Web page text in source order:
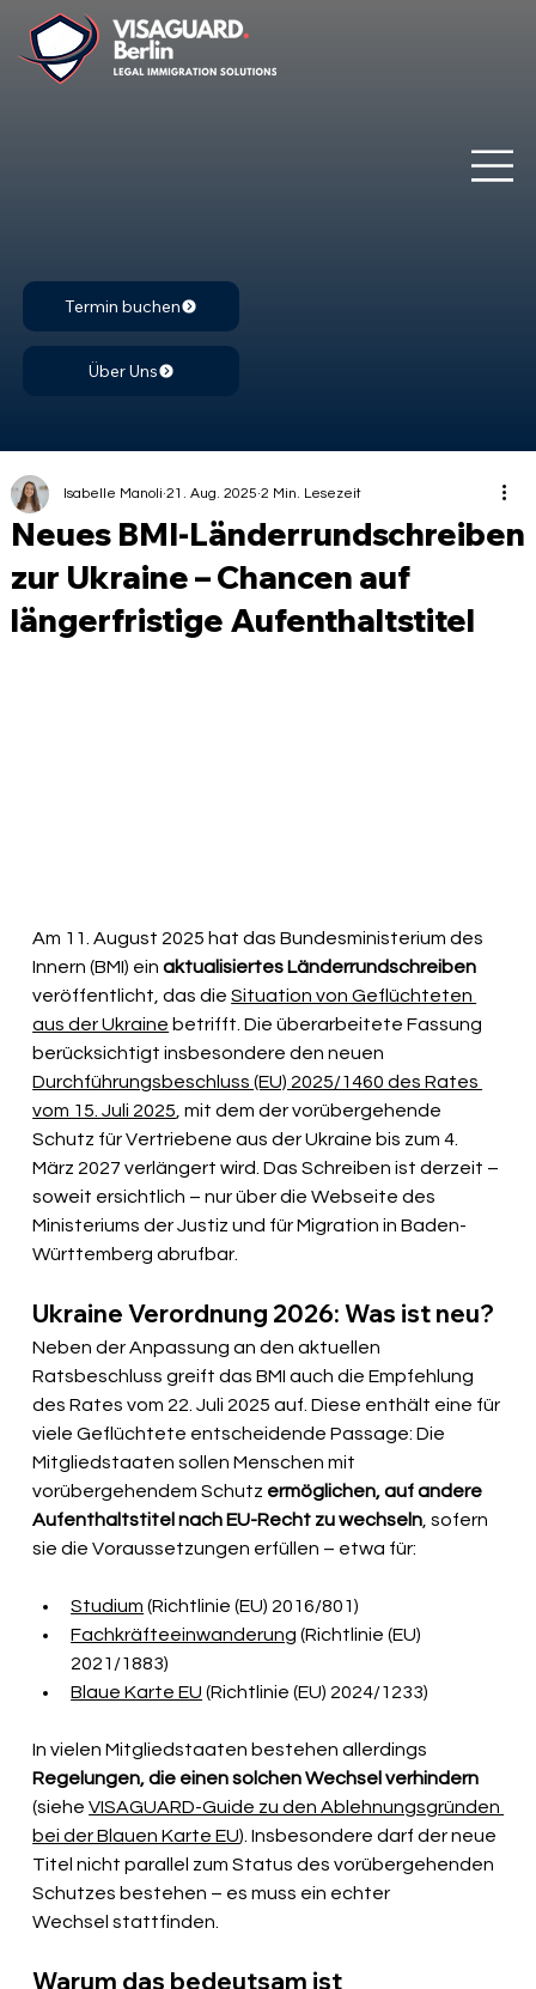
Termin buchen
Über Uns
Neues BMI-Länderrundschreiben
zur Ukraine – Chancen auf
längerfristige Aufenthaltstitel
Isabelle Manoli 21. Aug. 2025 2 Min. Lesezeit
Am 11. August 2025 hat das Bundesministerium des
Innern (BMI) ein aktualisiertes Länderrundschreiben
veröffentlicht, das die Situation von Geflüchteten
aus der Ukraine betrifft. Die überarbeitete Fassung
berücksichtigt insbesondere den neuen
Durchführungsbeschluss (EU) 2025/1460 des Rates
vom 15. Juli 2025, mit dem der vorübergehende
Schutz für Vertriebene aus der Ukraine bis zum 4.
März 2027 verlängert wird. Das Schreiben ist derzeit –
soweit ersichtlich – nur über die Webseite des
Ministeriums der Justiz und für Migration in Baden-
Württemberg abrufbar.
Ukraine Verordnung 2026: Was ist neu?
Neben der Anpassung an den aktuellen
Ratsbeschluss greift das BMI auch die Empfehlung
des Rates vom 22. Juli 2025 auf. Diese enthält eine für
viele Geflüchtete entscheidende Passage: Die
Mitgliedstaaten sollen Menschen mit
vorübergehendem Schutz ermöglichen, auf andere
Aufenthaltstitel nach EU-Recht zu wechseln, sofern
sie die Voraussetzungen erfüllen – etwa für:
Studium (Richtlinie (EU) 2016/801)
Fachkräfteeinwanderung (Richtlinie (EU)
2021/1883)
Blaue Karte EU (Richtlinie (EU) 2024/1233)
In vielen Mitgliedstaaten bestehen allerdings
Regelungen, die einen solchen Wechsel verhindern
(siehe VISAGUARD-Guide zu den Ablehnungsgründen
bei der Blauen Karte EU). Insbesondere darf der neue
Titel nicht parallel zum Status des vorübergehenden
Schutzes bestehen – es muss ein echter
Wechsel stattfinden.
Warum das bedeutsam ist